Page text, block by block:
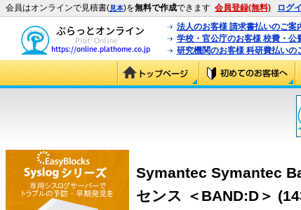
会員はオンラインで見積書(見本)を無料で作成できます 会員登録(無料) ログ
法人のお客様 請求書払いのご案
学校・官公庁のお客様 校費・公
研究機関のお客様 科研費払いの
Symantec Symantec
センス ＜BAND:D＞